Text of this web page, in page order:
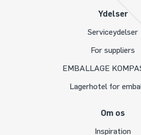
Ydelser
Serviceydelser
For suppliers
EMBALLAGE
Lagerhotel for
Om os
Inspiration